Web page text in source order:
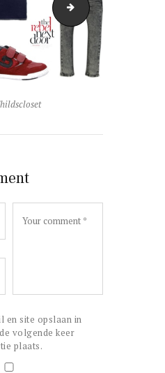
en site opslaan in
volgende keer
plaats.